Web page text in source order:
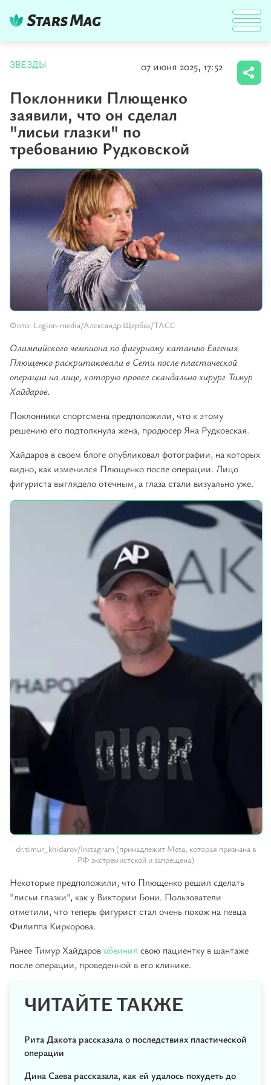
ЗВЕЗДЫ 07 июня 2025, 17:52
Поклонники Плющенко
заявили, что он сделал
"лисьи глазки" по
требованию Рудковской
Фото: Legion-media/Александр Щербак/ТАСС
Олимпийского чемпиона по фигурному катанию Евгения
Плющенко раскритиковали в Сети после пластической
операции на лице, которую провел скандально хирург Тимур
Хайдаров.
Поклонники спортсмена предположили, что к этому
решению его подтолкнула жена, продюсер Яна Рудковская.
Хайдаров в своем блоге опубликовал фотографии, на которых
видно, как изменился Плющенко после операции. Лицо
фигуриста выглядело отечным, а глаза стали визуально уже.
dr.timur_khidarov/Instagram (принадлежит Meta, которая признана в
РФ экстремистской и запрещена)
Некоторые предположили, что Плющенко решил сделать
"лисьи глазки", как у Виктории Бони. Пользователи
отметили, что теперь фигурист стал очень похож на певца
Филиппа Киркорова.
Ранее Тимур Хайдаровобвинил свою пациентку в шантаже
после операции, проведенной в его клинике.
ЧИТАЙТЕ ТАКЖЕ
Рита Дакота рассказала о последствиях пластической
операции
Дина Саева рассказала, как ей удалось похудеть до